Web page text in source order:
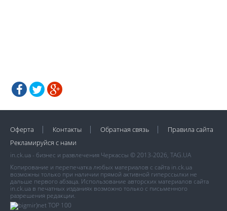
Оферта Контакты Обратная связь
Правила сайта
Рекламируйся с нами
in.ck.ua - бизнес и развлечения Черкассы © 2013-2026, TAG.UA
Копирование и перепечатка любых материалов с сайта in.ck.ua
возможны только при наличии прямой активной гиперссылки не
дальше первого абзаца. Использование авторских материалов сайта
in.ck.ua в печатных изданиях возможно только с письменного
разрешения редакции.